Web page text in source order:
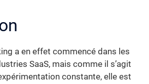
a en effet commencé dans les
SaaS, mais comme il s’agit
constante, elle est